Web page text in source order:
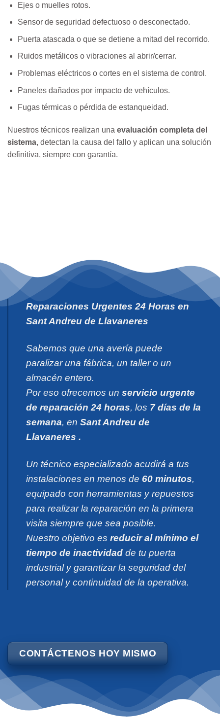
Ejes o muelles rotos.
Sensor de seguridad defectuoso o desconectado.
Puerta atascada o que se detiene a mitad del recorrido.
Ruidos metálicos o vibraciones al abrir/cerrar.
Problemas eléctricos o cortes en el sistema de control.
Paneles dañados por impacto de vehículos.
Fugas térmicas o pérdida de estanqueidad.
Nuestros técnicos realizan una evaluación completa del
sistema, detectan la causa del fallo y aplican una solución
definitiva, siempre con garantía.
Reparaciones Urgentes 24 Horas en
Sant Andreu de Llavaneres
Sabemos que una avería puede
paralizar una fábrica, un taller o un
almacén entero.
Por eso ofrecemos un servicio urgente
de reparación 24 horas, los 7 días de la
semana, en Sant Andreu de
Llavaneres .
Un técnico especializado acudirá a tus
instalaciones en menos de 60 minutos,
equipado con herramientas y repuestos
para realizar la reparación en la primera
visita siempre que sea posible.
Nuestro objetivo es reducir al mínimo el
tiempo de inactividad de tu puerta
industrial y garantizar la seguridad del
personal y continuidad de la operativa.
CONTÁCTENOS HOY MISMO